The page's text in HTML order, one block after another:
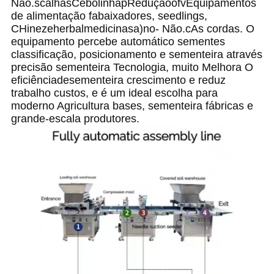
Não.scalhasCebolinhapReduçãoofvEquipamentos
de alimentação fabaixadores, seedlings,
CHinezeherbal medicinasa)no- Não.cAs cordas. O
equipamento percebe automático sementes
classificação, posicionamento e sementeira através
precisão sementeira Tecnologia, muito Melhora O
eficiênciadesementeira crescimento e reduz
trabalho custos, e é um ideal escolha para
moderno Agricultura bases, sementeira fábricas e
grande-escala produtores.